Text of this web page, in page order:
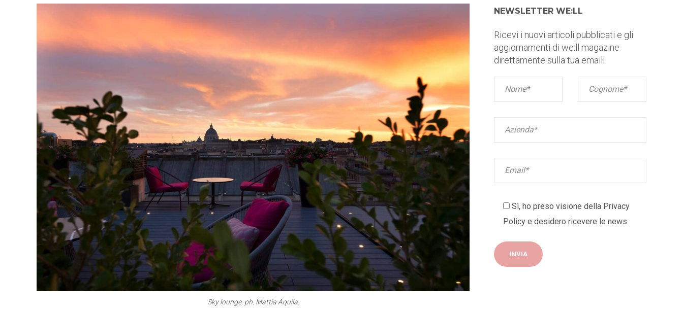
Sky lounge. ph. Mattia Aquila.
NEWSLETTER WE:LL
Ricevi i nuovi articoli pubblicati e gli
aggiornamenti di we:ll magazine
direttamente sulla tua email!
Sì, ho preso visione della Privacy
Policy e desidero ricevere le news